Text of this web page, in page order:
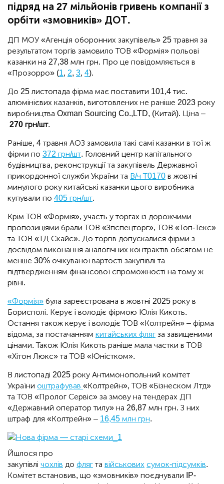
підряд на 27 мільйонів гривень компанії з
орбіти «змовників» ДОТ.
ДП МОУ «Агенція оборонних закупівель» 25 травня за
результатом торгів замовило ТОВ «Формія» польові
казанки на 27,38 млн грн. Про це повідомляється в
«Прозорро» (1, 2, 3, 4).
До 25 листопада фірма має поставити 101,4 тис.
алюмінієвих казанків, виготовлених не раніше 2023 року
виробництва Oxman Sourcing Co.,LTD, (Китай). Ціна ‒
270 грн/шт.
Раніше, 4 травня АОЗ замовила такі самі казанки в тої ж
фірми по 372 грн/шт. Головний центр капітального
будівництва, реконструкції та закупівель Державної
прикордонної служби України та В/ч Т0170 в жовтні
минулого року китайські казанки цього виробника
купували по 405 грн/шт.
Крім ТОВ «Формія», участь у торгах із дорожчими
пропозиціями брали ТОВ «Зпспецторг», ТОВ «Топ-Текс»
та ТОВ «ТД Скайс». До торгів допускалися фірми з
досвідом виконання аналогічних контрактів обсягом не
менше 30% очікуваної вартості закупівлі та
підтвердженням фінансової спроможності на тому ж
рівні.
«Формія» була зареєстрована в жовтні 2025 року в
Борисполі. Керує і володіє фірмою Юлія Кикоть.
Остання також керує і володіє ТОВ «Колтрейн» ‒ фірма
відома, за постачанням китайських фляг за завищеними
цінами. Також Юлія Кикоть раніше мала частки в ТОВ
«Хітон Люкс» та ТОВ «Юністком».
В листопаді 2025 року Антимонопольний комітет
України оштрафував «Колтрейн», ТОВ «Бізнеском Лтд»
та ТОВ «Пролог Сервіс» за змову на тендерах ДП
«Державний оператор тилу» на 26,87 млн грн. З них
штраф для «Колтрейн» ‒ 16,45 млн грн.
Йшлося про
закупівлі чохлів до фляг та військових сумок-підсумків.
Комітет встановив, що «змовників» поєднували IP-